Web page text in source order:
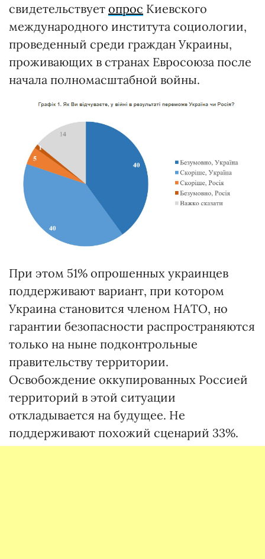
свидетельствует опрос Киевского
международного института социологии,
проведенный среди граждан Украины,
проживающих в странах Евросоюза после
начала полномасштабной войны.
При этом 51% опрошенных украинцев
поддерживают вариант, при котором
Украина становится членом НАТО, но
гарантии безопасности распространяются
только на ныне подконтрольные
правительству территории.
Освобождение оккупированных Россией
территорий в этой ситуации
откладывается на будущее. Не
поддерживают похожий сценарий 33%.